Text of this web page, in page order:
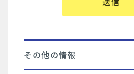
その他の情報